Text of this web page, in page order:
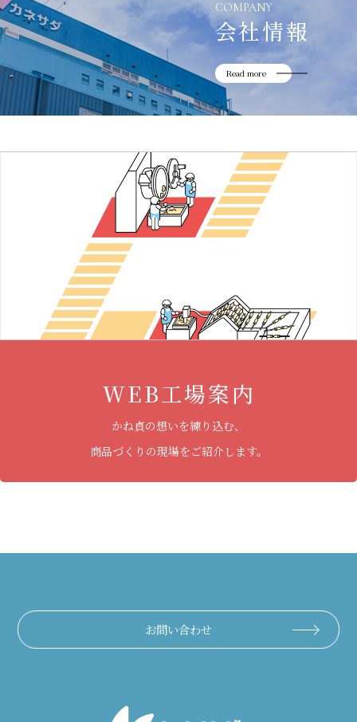
COMPANY
会社情報
Read more
WEB工場案内
かね貞の想いを練り込む、
商品づくりの現場をご紹介します。
お問い合わせ